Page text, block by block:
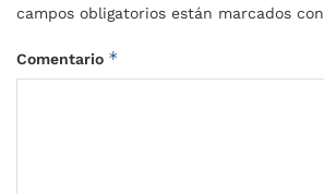
campos obligatorios están marcados con
Comentario *